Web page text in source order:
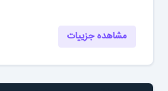
مشاهده جزییات